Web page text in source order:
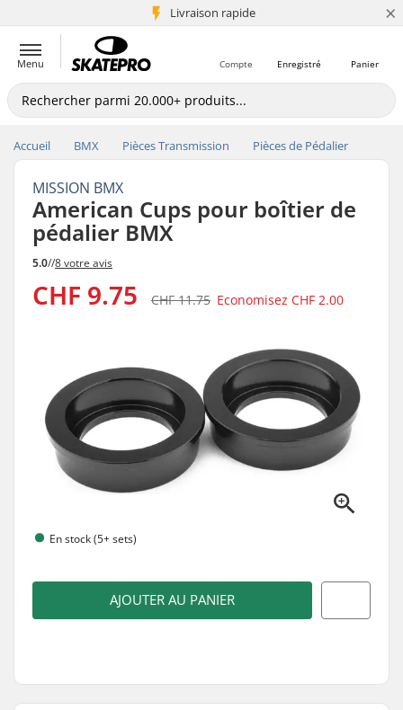
Livraison rapide
+5 mio de clients ×
Menu Panier
Enregistré
Compte
Accueil BMX Pièces Transmission Pièces de Pédalier
MISSION BMX
American Cups pour boîtier de
pédalier BMX
5.0//8 votre avis
CHF 9.75 CHF 11.75 Economisez CHF 2.00
En stock (5+ sets)
AJOUTER AU PANIER